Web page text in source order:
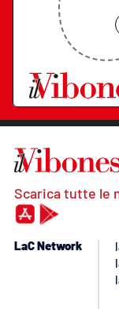
Scarica tutte le
LaC Network